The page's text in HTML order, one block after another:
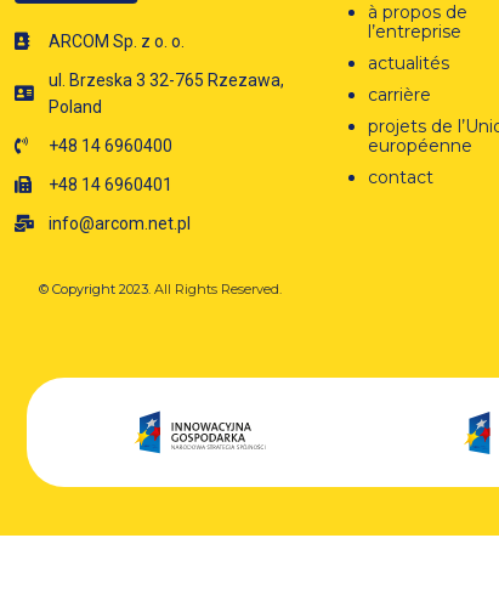
ARCOM Sp. z o. o.
ul. Brzeska 3 32-765 Rzezawa,
Poland
+48 14 6960400
+48 14 6960401
info@arcom.net.pl
à propos de
l’entreprise
actualités
carrière
projets de
européenne
contact
© Copyright 2023. All Rights Reserved.